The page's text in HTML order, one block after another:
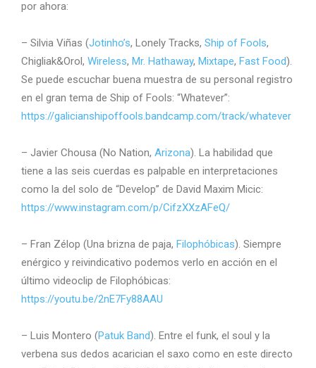
por ahora:
– Silvia Viñas (Jotinho’s, Lonely Tracks, Ship of Fools,
Chigliak&Orol, Wireless, Mr. Hathaway, Mixtape, Fast Food).
Se puede escuchar buena muestra de su personal registro
en el gran tema de Ship of Fools: “Whatever”:
https://galicianshipoffools.bandcamp.com/track/whatever
– Javier Chousa (No Nation, Arizona). La habilidad que
tiene a las seis cuerdas es palpable en interpretaciones
como la del solo de “Develop” de David Maxim Micic:
https://www.instagram.com/p/CifzXXzAFeQ/
– Fran Zélop (Una brizna de paja, Filophóbicas). Siempre
enérgico y reivindicativo podemos verlo en acción en el
último videoclip de Filophóbicas:
https://youtu.be/2nE7Fy88AAU
– Luis Montero (Patuk Band). Entre el funk, el soul y la
verbena sus dedos acarician el saxo como en este directo